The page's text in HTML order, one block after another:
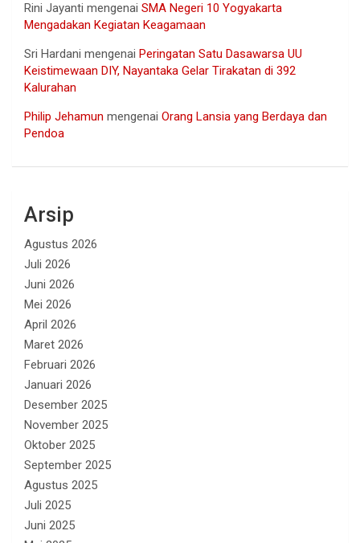
Rini Jayanti mengenai SMA Negeri 10 Yogyakarta
Mengadakan Kegiatan Keagamaan
Sri Hardani mengenai Peringatan Satu Dasawarsa UU
Keistimewaan DIY, Nayantaka Gelar Tirakatan di 392
Kalurahan
Philip Jehamun mengenai Orang Lansia yang Berdaya dan
Pendoa
Arsip
Agustus 2026
Juli 2026
Juni 2026
Mei 2026
April 2026
Maret 2026
Februari 2026
Januari 2026
Desember 2025
November 2025
Oktober 2025
September 2025
Agustus 2025
Juli 2025
Juni 2025